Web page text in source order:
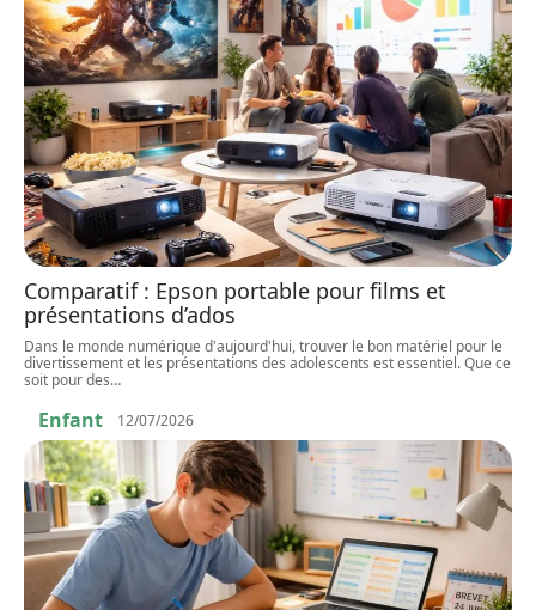
Comparatif : Epson portable pour films et
présentations d’ados
Dans le monde numérique d'aujourd'hui, trouver le bon matériel pour le
divertissement et les présentations des adolescents est essentiel. Que ce
soit pour des…
Enfant 12/07/2026